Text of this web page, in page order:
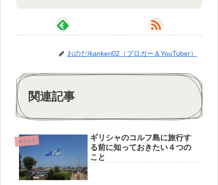
おのだ/kankeri02（ブロガー＆YouTuber）
関連記事
ギリシャ
ギリシャのコルフ島に旅行す
る前に知っておきたい４つの
こと